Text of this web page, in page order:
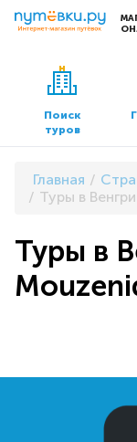
Сервисы
Бронирование
Трансфер
Поиск
туров
Главная
Туры в
Туры в